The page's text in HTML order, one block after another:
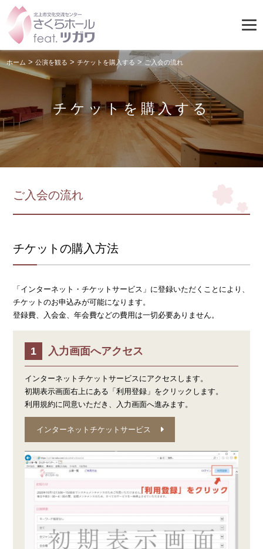
チケットを購入する
ホーム >公演を観る >チケットを購入する > ご入会の流れ
ご入会の流れ
チケットの購入方法
「インターネット・チケットサービス」に登録いただくことにより、
チケットのお申込みが可能になります。
登録費、入会金、年会費などの費用は一切必要ありません。
入力画面へアクセス
インターネットチケットサービスにアクセスします。
初期表示画面右上にある「利用登録」をクリックします。
利用規約に同意いただき、入力画面へ進みます。
インターネットチケットサービス